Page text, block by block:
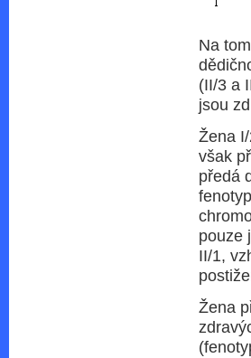
Na
(II/3 a
jsou
Žena
však
předá
pouze
II/1,
Žena